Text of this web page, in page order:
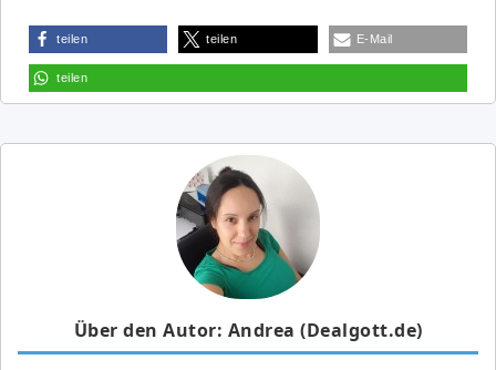
teilen teilen E-Mail
teilen
Über den Autor: Andrea (Dealgott.de)